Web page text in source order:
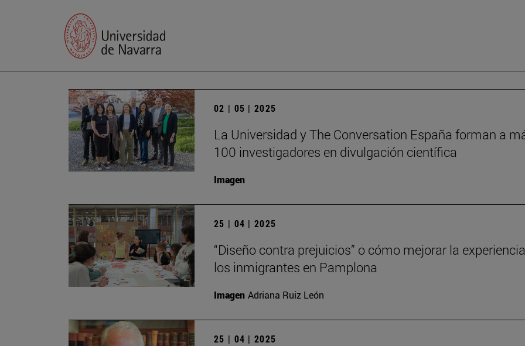
02 | 05 | 2025
La Universidad y The Conversation España forman a
100 investigadores en divulgación científica
Imagen
25 | 04 | 2025
“Diseño contra prejuicios” o cómo mejorar la
los inmigrantes en Pamplona
Imagen Adriana Ruiz León
25 | 04 | 2025